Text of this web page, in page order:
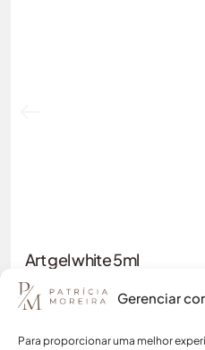
Gerenciar
Para proporcionar uma melhor
Art gel white 5ml
13,25